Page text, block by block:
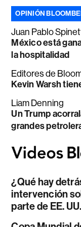
OPINIÓN
Juan Pablo
México está
la hospitalidad
Editores de
Kevin Warsh
Liam Denning
Un Trump
grandes
¿Qué hay
intervención
parte de EE.